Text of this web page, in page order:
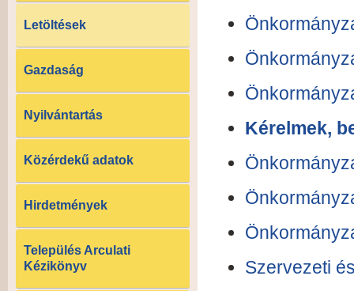
Letöltések
Gazdaság
Nyilvántartás
Közérdekű adatok
Hirdetmények
Település Arculati
Kézikönyv
Kérelmek,
Szervezeti